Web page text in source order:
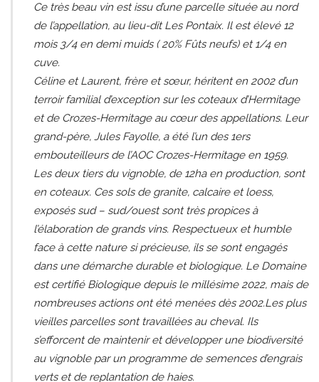
Ce très beau vin est issu d’une parcelle située au nord
de l’appellation, au lieu-dit Les Pontaix. Il est élevé 12
mois 3/4 en demi muids ( 20% Fûts neufs) et 1/4 en
cuve.
Céline et Laurent, frère et sœur, héritent en 2002 d’un
terroir familial d’exception sur les coteaux d’Hermitage
et de Crozes-Hermitage au cœur des appellations. Leur
grand-père, Jules Fayolle, a été l’un des 1ers
embouteilleurs de l’AOC Crozes-Hermitage en 1959.
Les deux tiers du vignoble, de 12ha en production, sont
en coteaux. Ces sols de granite, calcaire et loess,
exposés sud – sud/ouest sont très propices à
l’élaboration de grands vins. Respectueux et humble
face à cette nature si précieuse, ils se sont engagés
dans une démarche durable et biologique. Le Domaine
est certifié Biologique depuis le millésime 2022, mais de
nombreuses actions ont été menées dès 2002.Les plus
vieilles parcelles sont travaillées au cheval. Ils
s’efforcent de maintenir et développer une biodiversité
au vignoble par un programme de semences d’engrais
verts et de replantation de haies.